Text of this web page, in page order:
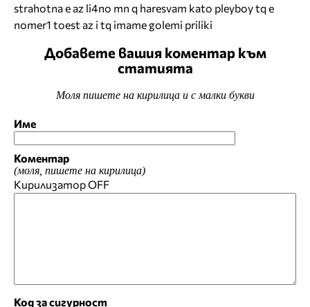
strahotna e az li4no mn q haresvam kato pleyboy tq e
nomer1 toest az i tq imame golemi priliki
Добавете вашия коментар към
статията
Моля пишете на кирилица и с малки букви
Име
Коментар
(моля, пишете на кирилица)
КирилизаторOFF
Код за сигурност